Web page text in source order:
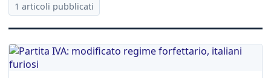
1 articoli pubblicati